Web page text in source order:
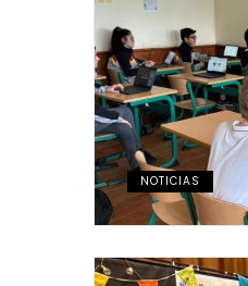
NOTICIAS